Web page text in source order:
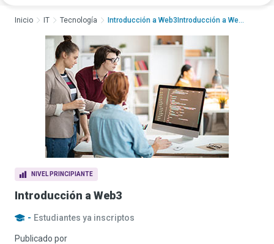
NIVEL PRINCIPIANTE
Introducción a Web3
- Estudiantes ya inscriptos
Publicado por
Inicio IT Tecnología Introducción a Web3Introducción a Web3